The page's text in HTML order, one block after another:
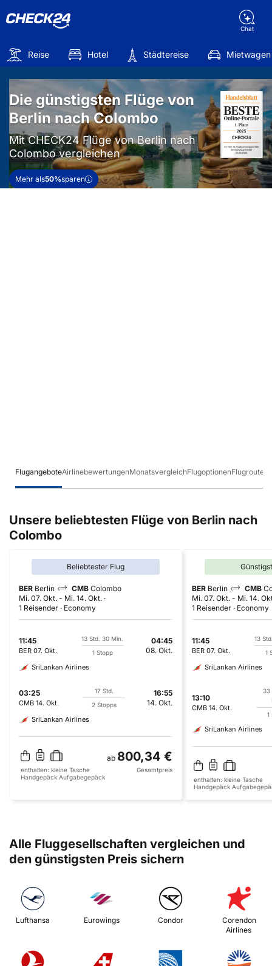
Chat
Reise Hotel Städtereise Mietwagen
Die günstigsten Flüge von
Berlin nach Colombo
Mit CHECK24 Flüge von Berlin nach
Colombo vergleichen
Mehr als50%sparen
FlugangeboteAirlinebewertungenMonatsvergleichFlugoptionenFlugrouten
Unsere beliebtesten Flüge von Berlin nach
Colombo
Beliebtester Flug
BER Berlin CMB Colombo
Mi. 07. Okt. - Mi. 14. Okt.
1 Reisender
Economy
11:45
BER 07. Okt.
13 Std. 30 Min.
1 Stopp
04:45
08. Okt.
SriLankan Airlines
03:25
CMB 14. Okt.
17 Std.
2 Stopps
16:55
14. Okt.
SriLankan Airlines
ab 800,34 €
enthalten: kleine Tasche
Handgepäck Aufgabegepäck
Gesamtpreis
BER Berlin CMB
Mi. 07. Okt. - Mi. 14.
1 Reisender
Economy
11:45
BER 07. Okt.
13
1
SriLankan Airlines
13:10
CMB 14. Okt.
33
1
SriLankan Airlines
enthalten: kleine Tasche
Handgepäck
Alle Fluggesellschaften vergleichen und
den günstigsten Preis sichern
Lufthansa Eurowings Condor
Corendon
Airlines